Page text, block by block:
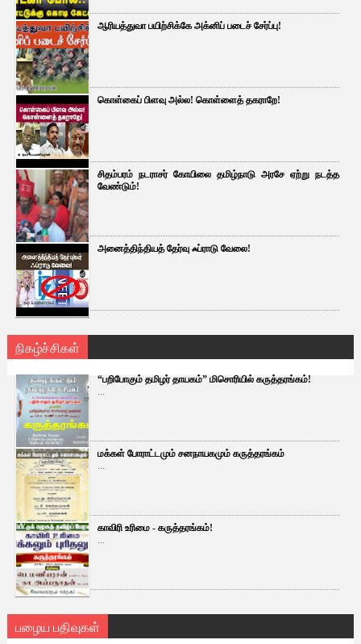
ஆரியத்துவா பயிற்சிக்கே அக்னிப் படைச் சேர்ப்பு!
கொள்கைப் பிளவு அல்ல! கொள்ளைத் தகராறே!
சிதம்பரம் நடராசர் கோயிலை தமிழ்நாடு அரசே ஏற்று நடத்த
வேண்டும்!
அனைத்திந்தியத் தேர்வு ஃப்ராடு வேலை!
நிகழ்ச்சிகள்
“பறிபோகும் தமிழர் தாயகம்” மிசொரியில் கருத்தரங்கம்!
...
மக்கள் போராட்டமும் சனநாயகமும் கருத்தரங்கம்
...
காவிரி உரிமை - கருத்தரங்கம்!
...
பழைய பதிவுகள்